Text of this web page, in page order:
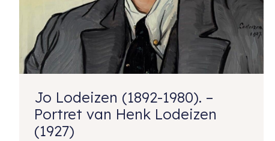
Jo Lodeizen (1892-1980). –
Portret van Henk Lodeizen
(1927)